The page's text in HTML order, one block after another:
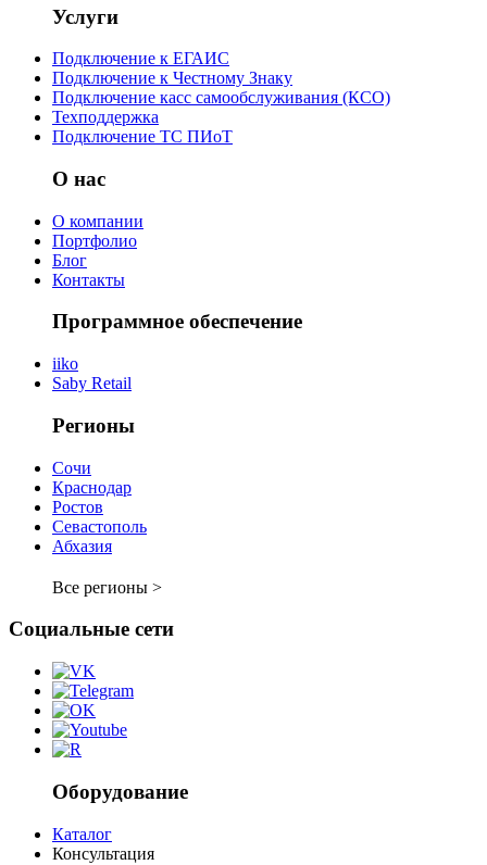
Услуги
Подключение к ЕГАИС
Подключение к Честному Знаку
Подключение касс самообслуживания (КСО)
Техподдержка
Подключение ТС ПИоТ
О нас
О компании
Портфолио
Блог
Контакты
Программное обеспечение
iiko
Saby Retail
Регионы
Сочи
Краснодар
Ростов
Севастополь
Абхазия
Все регионы >
Социальные сети
Оборудование
Каталог
Консультация